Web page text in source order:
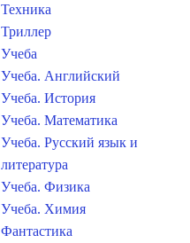
Техника
Триллер
Учеба
Учеба. Английский
Учеба. История
Учеба. Математика
Учеба. Русский язык и
литература
Учеба. Физика
Учеба. Химия
Фантастика